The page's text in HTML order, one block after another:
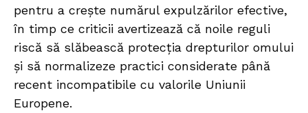
pentru a crește numărul expulzărilor efective,
în timp ce criticii avertizează că noile reguli
riscă să slăbească protecția drepturilor omului
și să normalizeze practici considerate până
recent incompatibile cu valorile Uniunii
Europene.